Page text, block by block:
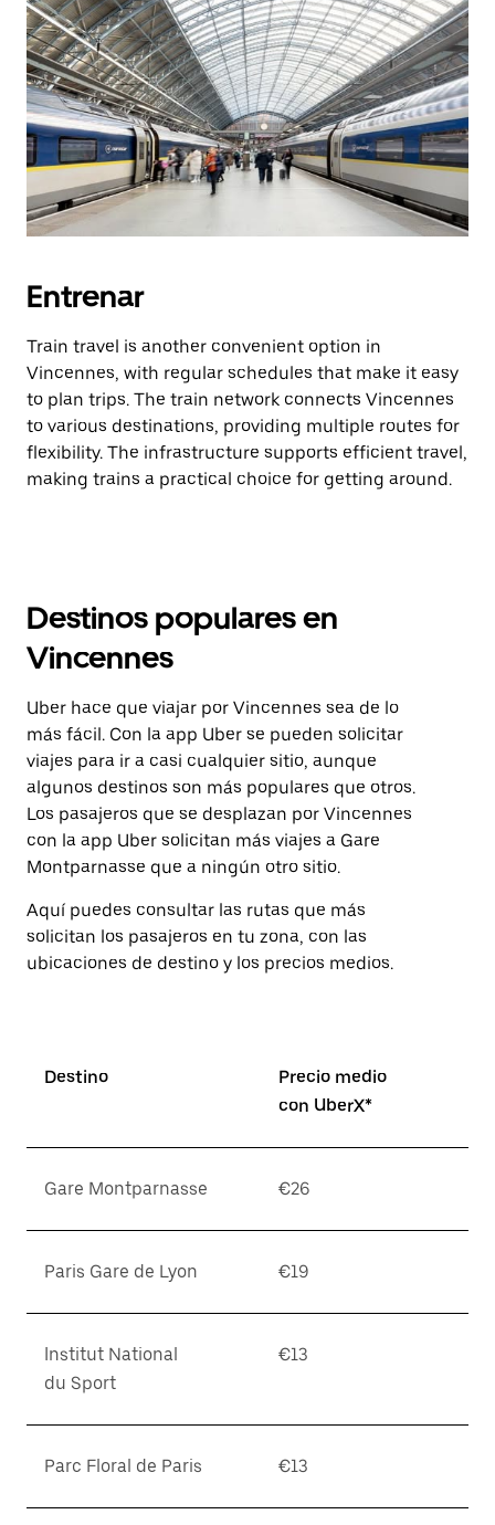
Entrenar
Train travel is another convenient option in
Vincennes, with regular schedules that make it easy
to plan trips. The train network connects Vincennes
to various destinations, providing multiple routes for
flexibility. The infrastructure supports efficient travel,
making trains a practical choice for getting around.
Destinos populares en
Vincennes
Uber hace que viajar por Vincennes sea de lo
más fácil. Con la app Uber se pueden solicitar
viajes para ir a casi cualquier sitio, aunque
algunos destinos son más populares que otros.
Los pasajeros que se desplazan por Vincennes
con la app Uber solicitan más viajes a Gare
Montparnasse que a ningún otro sitio.
Aquí puedes consultar las rutas que más
solicitan los pasajeros en tu zona, con las
ubicaciones de destino y los precios medios.
Destino
Precio medio
con UberX*
Gare Montparnasse €26
Paris Gare de Lyon €19
Institut National
du Sport
€13
Parc Floral de Paris €13